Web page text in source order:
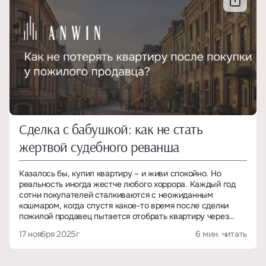
обозначение, которое каждый застройщик наполняет
своим содержанием. Поэтому ориентироваться только на
формулировки в рекламе рискованно. Ключевое значение
имеет не название отделки, а конкретный перечень работ,
зафиксированных в договоре и спецификациях.
В этой статье вы найдете понятное объяснение, что такое
предчистовая отделка на практике, подробный чек-лист
того, что обычно входит в ее состав и что чаще всего
остается за рамками, сравнение с форматом улучшенной
предчистовой отделки (white box), а также рекомендации
по приемке квартиры, которые помогут избежать лишних
расходов и переделок после получения ключей.
Сделка с бабушкой: как не стать
жертвой судебного реванша
Казалось бы, купил квартиру – и живи спокойно. Но
реальность иногда жестче любого хоррора. Каждый год
сотни покупателей сталкиваются с неожиданным
кошмаром, когда спустя какое-то время после сделки
пожилой продавец пытается отобрать квартиру через
17 ноября 2025г 6 мин. читать